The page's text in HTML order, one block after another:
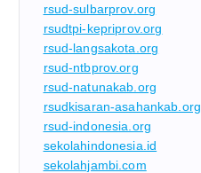
rsud-sulbarprov.org
rsudtpi-kepriprov.org
rsud-langsakota.org
rsud-ntbprov.org
rsud-natunakab.org
rsudkisaran-asahankab.org
rsud-indonesia.org
sekolahindonesia.id
sekolahjambi.com